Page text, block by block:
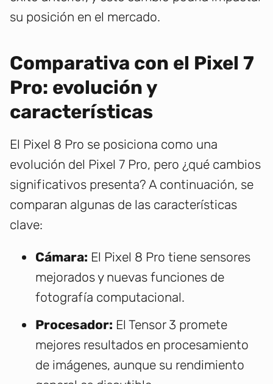
su posición en el mercado.
Comparativa con el Pixel 7
Pro: evolución y
características
El Pixel 8 Pro se posiciona como una
evolución del Pixel 7 Pro, pero ¿qué cambios
significativos presenta? A continuación, se
comparan algunas de las características
clave:
Cámara: El Pixel 8 Pro tiene sensores
mejorados y nuevas funciones de
fotografía computacional.
Procesador: El Tensor 3 promete
mejores resultados en procesamiento
de imágenes, aunque su rendimiento